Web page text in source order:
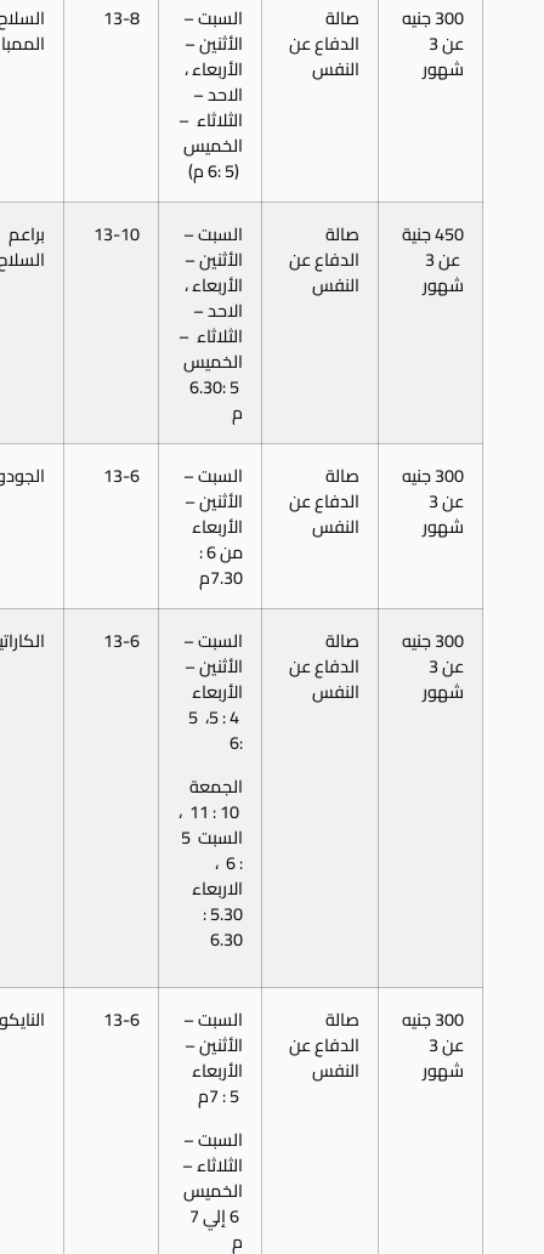
300 جنيه
عن 3
شهور
صالة
الدفاع عن
النفس
السبت –
الأثنين –
الأربعاء ،
الاحد –
الثلاثاء –
الخميس
(5 :6 م)
13-8
450 جنية
عن 3
شهور
صالة
الدفاع عن
النفس
السبت –
الأثنين –
الأربعاء ،
الاحد –
الثلاثاء –
الخميس
5 :6.30
م
13-10 براعم
300 جنيه
عن 3
شهور
صالة
الدفاع عن
النفس
السبت –
الأثنين –
الأربعاء
من 6 :
7.30م
13-6
300 جنيه
عن 3
شهور
صالة
الدفاع عن
النفس
السبت –
الأثنين –
الأربعاء
4 : 5، 5
:6
الجمعة
10 : 11 ،
السبت 5
: 6 ،
الاربعاء
5.30 :
6.30
13-6
300 جنيه
عن 3
شهور
صالة
الدفاع عن
النفس
السبت –
الأثنين –
الأربعاء
السبت –
الثلاثاء –
الخميس
6 إلي 7
م
13-6